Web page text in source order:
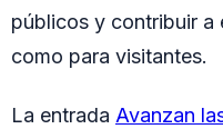
públicos y contribuir a
como para visitantes.
La entrada Avanzan